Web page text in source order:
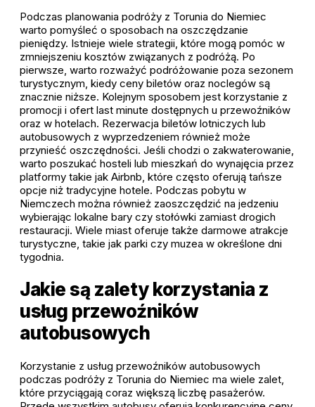
Podczas planowania podróży z Torunia do Niemiec
warto pomyśleć o sposobach na oszczędzanie
pieniędzy. Istnieje wiele strategii, które mogą pomóc w
zmniejszeniu kosztów związanych z podróżą. Po
pierwsze, warto rozważyć podróżowanie poza sezonem
turystycznym, kiedy ceny biletów oraz noclegów są
znacznie niższe. Kolejnym sposobem jest korzystanie z
promocji i ofert last minute dostępnych u przewoźników
oraz w hotelach. Rezerwacja biletów lotniczych lub
autobusowych z wyprzedzeniem również może
przynieść oszczędności. Jeśli chodzi o zakwaterowanie,
warto poszukać hosteli lub mieszkań do wynajęcia przez
platformy takie jak Airbnb, które często oferują tańsze
opcje niż tradycyjne hotele. Podczas pobytu w
Niemczech można również zaoszczędzić na jedzeniu
wybierając lokalne bary czy stołówki zamiast drogich
restauracji. Wiele miast oferuje także darmowe atrakcje
turystyczne, takie jak parki czy muzea w określone dni
tygodnia.
Jakie są zalety korzystania z
usług przewoźników
autobusowych
Korzystanie z usług przewoźników autobusowych
podczas podróży z Torunia do Niemiec ma wiele zalet,
które przyciągają coraz większą liczbę pasażerów.